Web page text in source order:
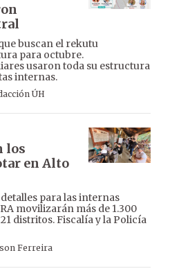
buscan el rekutu
para octubre.
usaron toda su estructura
internas.
ÚH
los
en Alto
para las internas
movilizarán más de 1.300
distritos. Fiscalía y la Policía
Ferreira